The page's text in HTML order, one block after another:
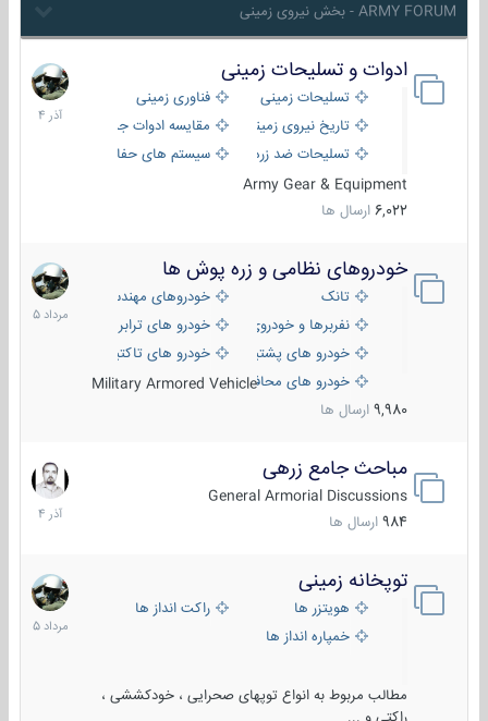
ARMY FORUM - بخش نیروی زمینی
ادوات و تسلیحات زمینی
تسلیحات زمینی
فناوری زمینی
تاریخ نیروی زمینی
مقایسه ادوات جنگی
تسلیحات ضد زره
سیستم های حفاظت فعال
Army Gear & Equipment
6,022 ارسال ها
21
آذر
1404
خودروهای نظامی و زره پوش ها
تانک
خودروهای مهندسی
نفربرها و خودروی های رزمی پیاده نظام
خودرو های ترابری نظامی
خودرو های پشتیبانی آتش ، شناسایی و ضد تانک
خودرو های تاکتیکی نظامی
خودرو های محافظت شدهMilitary Armored Vehicle
9,980 ارسال ها
2
مرداد
1405
مباحث جامع زرهی
General Armorial Discussions
984 ارسال ها
7
آذر
1404
توپخانه زمینی
هویتزر ها
راکت انداز ها
خمپاره انداز ها
مطالب مربوط به انواع توپهای صحرایی ، خودکششی ،
9
مرداد
1405